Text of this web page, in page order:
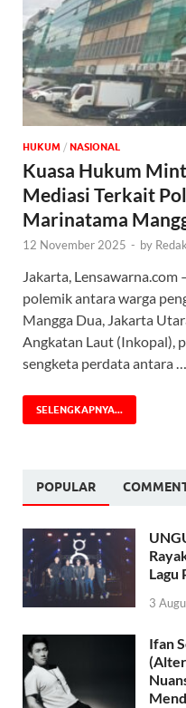
HUKUM / NASIONAL
Kuasa Hukum
Mediasi Terkait
Marinatama
12 November 2025 - by
Jakarta,
polemik antara warga
Mangga Dua, Jakarta
Angkatan Laut (Inkopal),
sengketa perdata antara …
SELENGKAPNYA...
POPULAR
Lagu
3
Ifan